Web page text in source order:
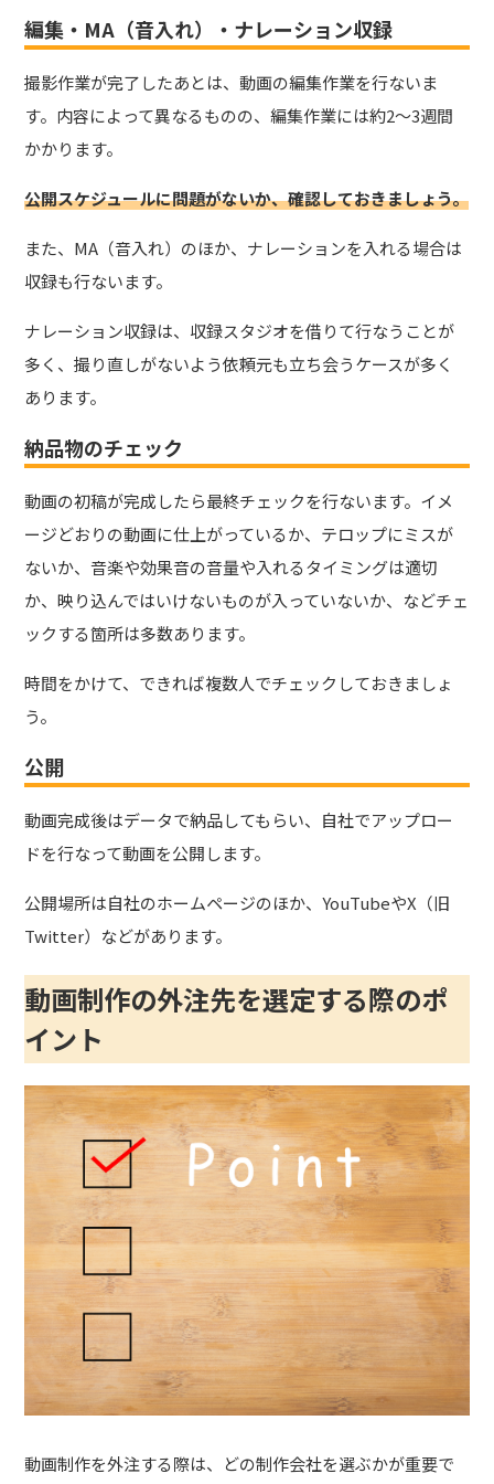
編集・MA（音入れ）・ナレーション収録
撮影作業が完了したあとは、動画の編集作業を行ないま
す。内容によって異なるものの、編集作業には約2〜3週間
かかります。
公開スケジュールに問題がないか、確認しておきましょう。
また、MA（音入れ）のほか、ナレーションを入れる場合は
収録も行ないます。
ナレーション収録は、収録スタジオを借りて行なうことが
多く、撮り直しがないよう依頼元も立ち会うケースが多く
あります。
納品物のチェック
動画の初稿が完成したら最終チェックを行ないます。イメ
ージどおりの動画に仕上がっているか、テロップにミスが
ないか、音楽や効果音の音量や入れるタイミングは適切
か、映り込んではいけないものが入っていないか、などチェ
ックする箇所は多数あります。
時間をかけて、できれば複数人でチェックしておきましょ
う。
公開
動画完成後はデータで納品してもらい、自社でアップロー
ドを行なって動画を公開します。
公開場所は自社のホームページのほか、YouTubeやX（旧
Twitter）などがあります。
動画制作の外注先を選定する際のポ
イント
動画制作を外注する際は、どの制作会社を選ぶかが重要で